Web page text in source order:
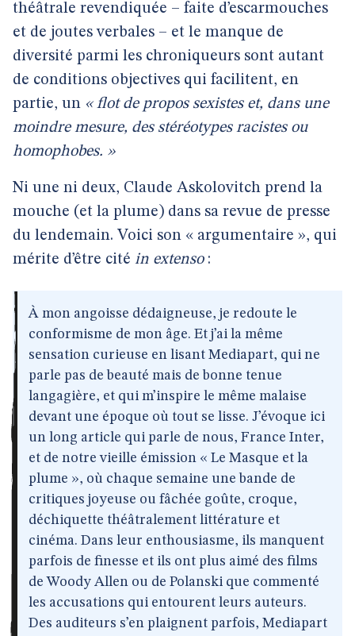
théâtrale revendiquée – faite d’escarmouches
et de joutes verbales – et le manque de
diversité parmi les chroniqueurs sont autant
de conditions objectives qui facilitent, en
partie, un « flot de propos sexistes et, dans une
moindre mesure, des stéréotypes racistes ou
homophobes. »
Ni une ni deux, Claude Askolovitch prend la
mouche (et la plume) dans sa revue de presse
du lendemain. Voici son « argumentaire », qui
mérite d’être cité in extenso:
À mon angoisse dédaigneuse, je redoute le
conformisme de mon âge. Et j’ai la même
sensation curieuse en lisant Mediapart, qui ne
parle pas de beauté mais de bonne tenue
langagière, et qui m’inspire le même malaise
devant une époque où tout se lisse. J’évoque ici
un long article qui parle de nous, France Inter,
et de notre vieille émission « Le Masque et la
plume », où chaque semaine une bande de
critiques joyeuse ou fâchée goûte, croque,
déchiquette théâtralement littérature et
cinéma. Dans leur enthousiasme, ils manquent
parfois de finesse et ils ont plus aimé des films
de Woody Allen ou de Polanski que commenté
les accusations qui entourent leurs auteurs.
Des auditeurs s’en plaignent parfois, Mediapart